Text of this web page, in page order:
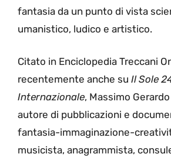
fantasia da un punto di vista
umanistico, ludico e artistico.
Citato in Enciclopedia Treccani
recentemente anche su Il Sole
Internazionale, Massimo
autore di pubblicazioni e
fantasia-immaginazione-
musicista, anagrammista,